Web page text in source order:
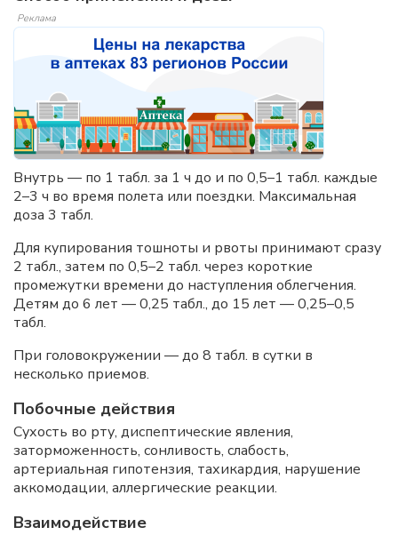
Реклама
Внутрь — по 1 табл. за 1 ч до и по 0,5–1 табл. каждые
2–3 ч во время полета или поездки. Максимальная
доза 3 табл.
Для купирования тошноты и рвоты принимают сразу
2 табл., затем по 0,5–2 табл. через короткие
промежутки времени до наступления облегчения.
Детям до 6 лет — 0,25 табл., до 15 лет — 0,25–0,5
табл.
При головокружении — до 8 табл. в сутки в
несколько приемов.
Побочные действия
Сухость во рту, диспептические явления,
заторможенность, сонливость, слабость,
артериальная гипотензия, тахикардия, нарушение
аккомодации, аллергические реакции.
Взаимодействие